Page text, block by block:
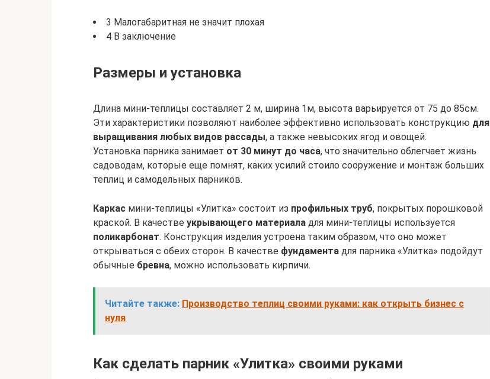
3 Малогабаритная не значит плохая
4 В заключение
Размеры и установка
Длина мини-теплицы составляет 2 м, ширина 1м, высота варьируется от 75 до 85см.
Эти характеристики позволяют наиболее эффективно использовать конструкцию для
выращивания любых видов рассады, а также невысоких ягод и овощей.
Установка парника занимает от 30 минут до часа, что значительно облегчает жизнь
садоводам, которые еще помнят, каких усилий стоило сооружение и монтаж больших
теплиц и самодельных парников.
Каркас мини-теплицы «Улитка» состоит из профильных труб, покрытых порошковой
краской. В качестве укрывающего материала для мини-теплицы используется
поликарбонат. Конструкция изделия устроена таким образом, что оно может
открываться с обеих сторон. В качестве фундамента для парника «Улитка» подойдут
обычные бревна, можно использовать кирпичи.
Читайте также: Производство теплиц своими руками: как открыть бизнес с
нуля
Как сделать парник «Улитка» своими руками